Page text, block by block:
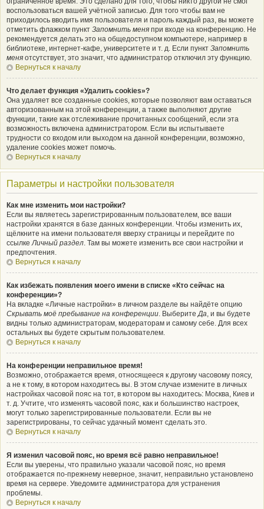
воспользоваться вашей учётной записью. Для того чтобы вам не
приходилось вводить имя пользователя и пароль каждый раз, вы можете
отметить флажком пункт Запомнить меня при входе на конференцию. Не
рекомендуется делать это на общедоступном компьютере, например в
библиотеке, интернет-кафе, университете и т. д. Если пункт Запомнить
меня отсутствует, это значит, что администратор отключил эту функцию.
Вернуться к началу
Что делает функция «Удалить cookies»?
Она удаляет все созданные cookies, которые позволяют вам оставаться
авторизованным на этой конференции, а также выполняют другие
функции, такие как отслеживание прочитанных сообщений, если эта
возможность включена администратором. Если вы испытываете
трудности со входом или выходом на данной конференции, возможно,
удаление cookies может помочь.
Вернуться к началу
Параметры и настройки пользователя
Как мне изменить мои настройки?
Если вы являетесь зарегистрированным пользователем, все ваши
настройки хранятся в базе данных конференции. Чтобы изменить их,
щёлкните на имени пользователя вверху страницы и перейдите по
ссылкеЛичный раздел. Там вы можете изменить все свои настройки и
предпочтения.
Вернуться к началу
Как избежать появления моего имени в списке «Кто сейчас на
конференции»?
На вкладке «Личные настройки» в личном разделе вы найдёте опцию
Скрывать моё пребывание на конференции. ВыберитеДа, и вы будете
видны только администраторам, модераторам и самому себе. Для всех
остальных вы будете скрытым пользователем.
Вернуться к началу
На конференции неправильное время!
Возможно, отображается время, относящееся к другому часовому поясу,
а не к тому, в котором находитесь вы. В этом случае измените в личных
настройках часовой пояс на тот, в котором вы находитесь: Москва, Киев и
т. д. Учтите, что изменять часовой пояс, как и большинство настроек,
могут только зарегистрированные пользователи. Если вы не
зарегистрированы, то сейчас удачный момент сделать это.
Вернуться к началу
Я изменил часовой пояс, но время всё равно неправильное!
Если вы уверены, что правильно указали часовой пояс, но время
отображается по-прежнему неверное, значит, неправильно установлено
время на сервере. Уведомите администратора для устранения
проблемы.
Вернуться к началу